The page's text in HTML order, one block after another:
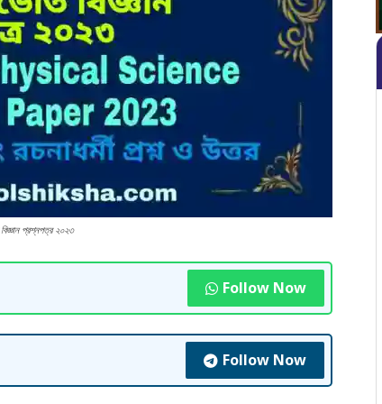
প্রশ্নপত্র ২০২৩
Follow Now
Follow Now